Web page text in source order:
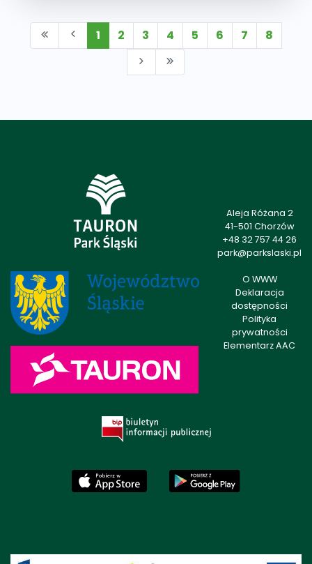
1 2 3 4 5 6 7 8
Aleja Różana 2
41-501 Chorzów
+48 32 757 44 26
park@parkslaski.pl
O WWW
Deklaracja
dostępności
Polityka
prywatności
Elementarz AAC